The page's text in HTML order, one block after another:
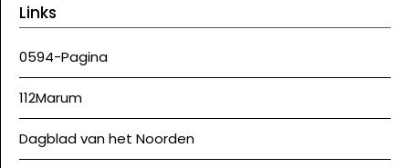
Links
0594-Pagina
112Marum
Dagblad van het Noorden